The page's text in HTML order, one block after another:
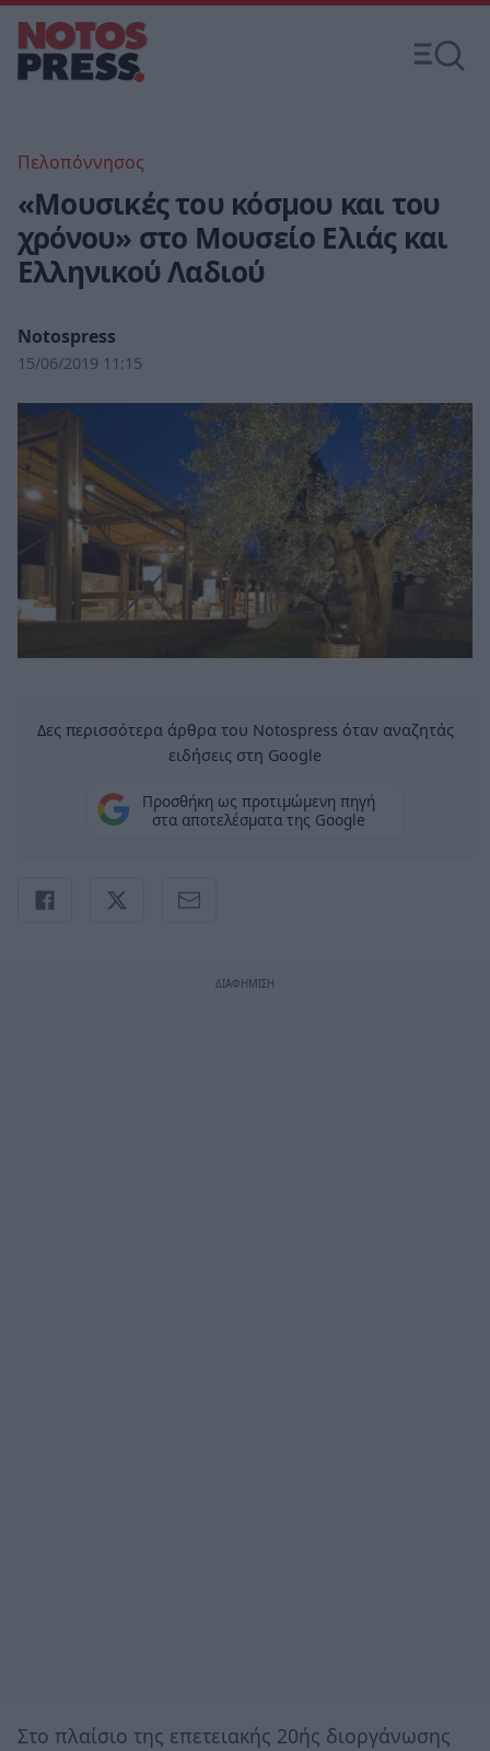
Πελοπόννησος
«Μουσικές του κόσμου και του
χρόνου» στο Μουσείο Ελιάς και
Ελληνικού Λαδιού
Notospress
15/06/2019 11:15
Δες περισσότερα άρθρα του Notospress όταν αναζητάς
ειδήσεις στη Google
Προσθήκη ως προτιμώμενη πηγή
στα αποτελέσματα της Google
Στο πλαίσιο της επετειακής 20ής διοργάνωσης